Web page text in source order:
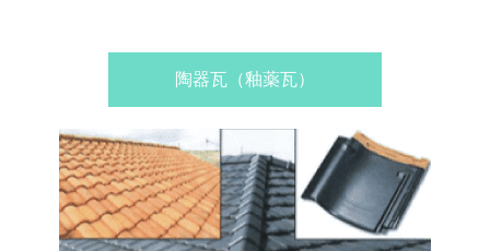
陶器瓦（釉薬瓦）